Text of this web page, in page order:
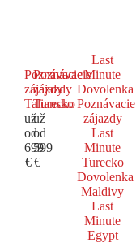
Poznávacie
zájazdy
Taliansko
už
od
699
€
Poznávacie
zájazdy
Turecko
už
od
599
€
Last
Minute
Dovolenka
Poznávacie
zájazdy
Last
Minute
Turecko
Dovolenka
Maldivy
Last
Minute
Egypt